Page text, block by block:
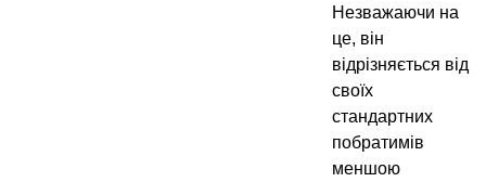
Незважаючи на
це, він
відрізняється від
своїх
стандартних
побратимів
меншою